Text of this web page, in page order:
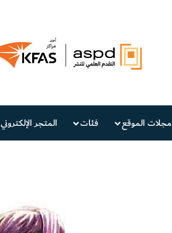
مجلات الموقع فئات المتجر الإلكتروني